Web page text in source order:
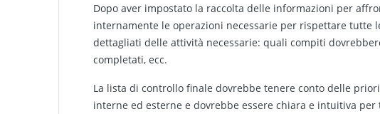
Dopo aver impostato la raccolta delle informazioni per
internamente le operazioni necessarie per rispettare tutte
dettagliati delle attività necessarie: quali compiti
completati, ecc.
La lista di controllo finale dovrebbe tenere conto delle
interne ed esterne e dovrebbe essere chiara e intuitiva